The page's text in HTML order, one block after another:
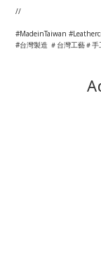
//
#MadeinTaiwan
#台灣製造 ＃台灣工藝＃